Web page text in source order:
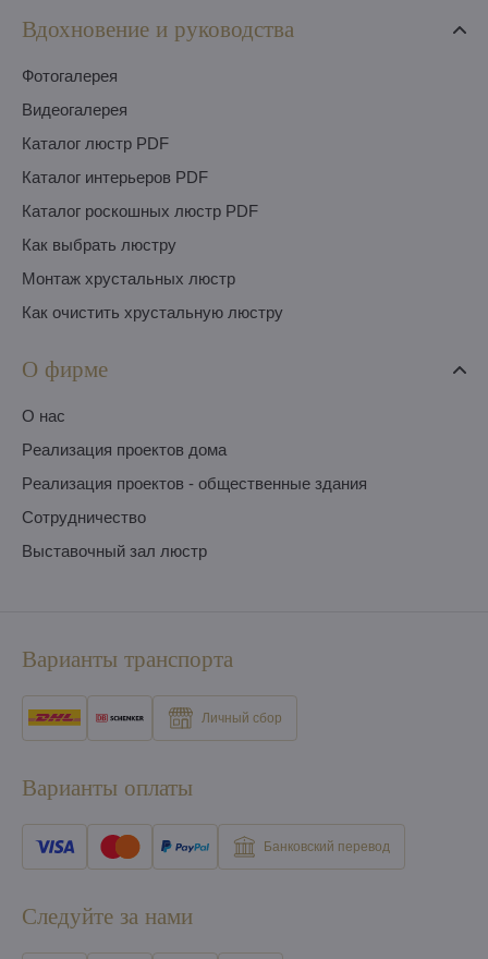
Вдохновение и руководства
Фотогалерея
Видеогалерея
Каталог люстр PDF
Каталог интерьеров PDF
Каталог роскошных люстр PDF
Как выбрать люстру
Монтаж хрустальных люстр
Как очистить хрустальную люстру
О фирме
O нас
Pеализация проектов дома
Pеализация проектов - общественные здания
Сотрудничество
Выставочный зал люстр
Варианты транспорта
Личный сбор
Варианты оплаты
Банковский перевод
Следуйте за нами